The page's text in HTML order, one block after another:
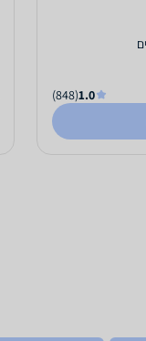
1.0
(848)